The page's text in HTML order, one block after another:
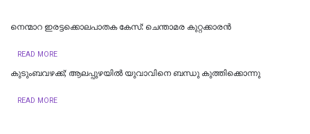
നെന്മാറ ഇരട്ടക്കൊലപാതക കേസ്: ചെന്താമര കുറ്റക്കാരൻ
READ MORE
കുടുംബവഴക്ക്; ആലപ്പുഴയില്‍ യുവാവിനെ ബന്ധു കുത്തിക്കൊന്നു
READ MORE